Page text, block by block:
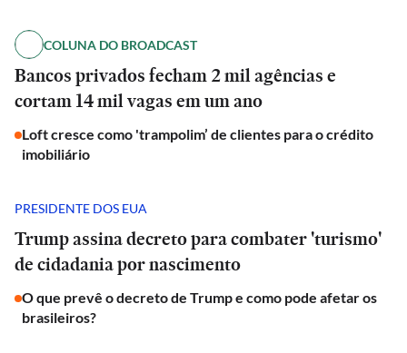
COLUNA DO BROADCAST
Bancos privados fecham 2 mil agências e
cortam 14 mil vagas em um ano
Loft cresce como 'trampolim’ de clientes para o crédito
imobiliário
PRESIDENTE DOS EUA
Trump assina decreto para combater 'turismo'
de cidadania por nascimento
O que prevê o decreto de Trump e como pode afetar os
brasileiros?